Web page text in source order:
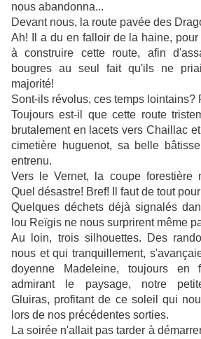
nous abandonna...
Devant nous, la route pavée des
Ah! Il a du en falloir de la haine,
à construire cette route, afin
bougres au seul fait qu'ils ne
majorité!
Sont-ils révolus, ces temps lointains?
Toujours est-il que cette route
brutalement en lacets vers Chaillac
cimetière huguenot, sa belle
entrenu.
Vers le Vernet, la coupe forestière
Quel désastre! Bref! Il faut de tout
Quelques déchets déjà signalés
lou Reïgis ne nous surprirent même
Au loin, trois silhouettes. Des
nous et qui tranquillement,
doyenne Madeleine, toujours en
admirant le paysage, notre
Gluiras, profitant de ce soleil qui
lors de nos précédentes sorties.
La soirée n'allait pas tarder à